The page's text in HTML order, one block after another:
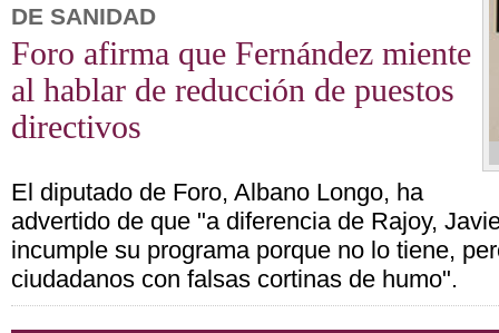
DE SANIDAD
Foro afirma que Fernández miente
al hablar de reducción de puestos
directivos
El diputado de Foro, Albano Longo, ha
advertido de que "a diferencia de Rajoy,
incumple su programa porque no lo tiene,
ciudadanos con falsas cortinas de humo".